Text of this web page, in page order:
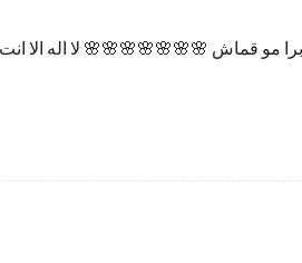
مو قماش 🌸🌸🌸🌸🌸🌸🌸 لا اله الا